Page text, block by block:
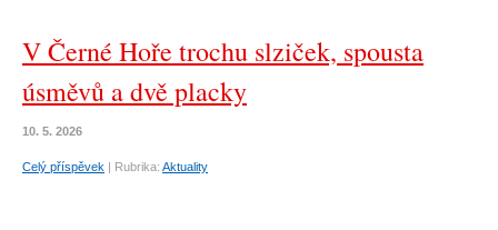
V Černé Hoře trochu slziček, spousta
úsměvů a dvě placky
10. 5. 2026
Celý příspěvek | Rubrika: Aktuality